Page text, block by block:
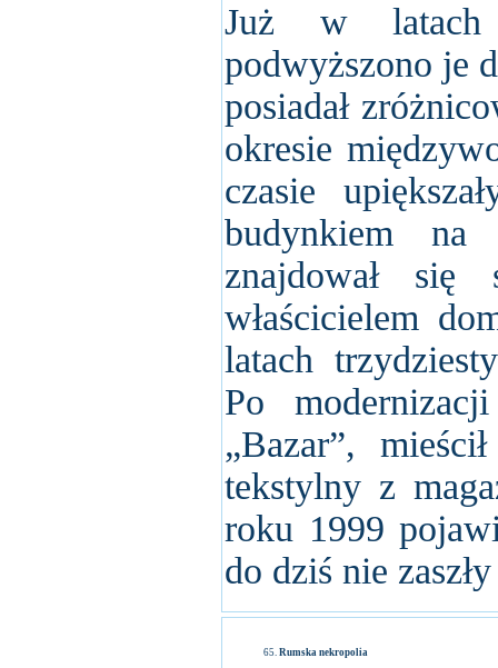
Już w latach
podwyższono je
posiadał
okresie
czasie
budynkiem na
znajdował się
właścicielem
latach
Po
„Bazar”,
tekstylny z
roku 1999
do dziś nie
Rumska nekropolia